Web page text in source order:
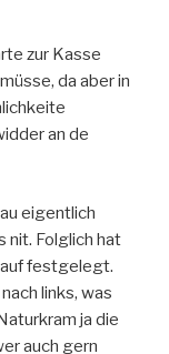
zur Kasse
da aber in
an de
eigentlich
nit. Folglich hat
festgelegt.
links, was
ja die
auch gern